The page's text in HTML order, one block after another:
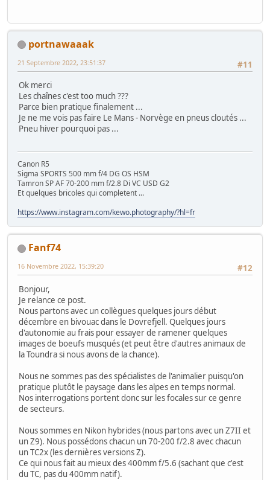
portnawaaak
#11
21 Septembre 2022, 23:51:37
Ok merci
Les chaînes c'est too much ???
Parce bien pratique finalement ...
Je ne me vois pas faire Le Mans - Norvège en pneus cloutés ...
Pneu hiver pourquoi pas ...
Canon R5
Sigma SPORTS 500 mm f/4 DG OS HSM
Tamron SP AF 70-200 mm f/2.8 Di VC USD G2
Et quelques bricoles qui completent ...
https://www.instagram.com/kewo.photography/?hl=fr
Fanf74
#12
16 Novembre 2022, 15:39:20
Bonjour,
Je relance ce post.
Nous partons avec un collègues quelques jours début
décembre en bivouac dans le Dovrefjell. Quelques jours
d'autonomie au frais pour essayer de ramener quelques
images de boeufs musqués (et peut être d'autres animaux de
la Toundra si nous avons de la chance).
Nous ne sommes pas des spécialistes de l'animalier puisqu'on
pratique plutôt le paysage dans les alpes en temps normal.
Nos interrogations portent donc sur les focales sur ce genre
de secteurs.
Nous sommes en Nikon hybrides (nous partons avec un Z7II et
un Z9). Nous possédons chacun un 70-200 f/2.8 avec chacun
un TC2x (les dernières versions Z).
Ce qui nous fait au mieux des 400mm f/5.6 (sachant que c'est
du TC, pas du 400mm natif).